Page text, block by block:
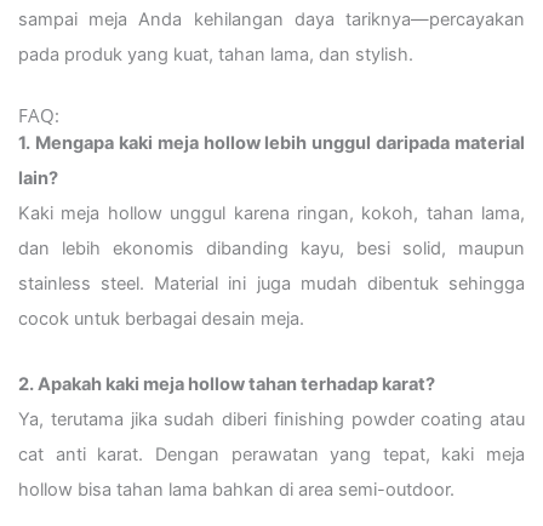
sampai meja Anda kehilangan daya tariknya—percayakan
pada produk yang kuat, tahan lama, dan stylish.
FAQ:
1. Mengapa kaki meja hollow lebih unggul daripada material
lain?
Kaki meja hollow unggul karena ringan, kokoh, tahan lama,
dan lebih ekonomis dibanding kayu, besi solid, maupun
stainless steel. Material ini juga mudah dibentuk sehingga
cocok untuk berbagai desain meja.
2. Apakah kaki meja hollow tahan terhadap karat?
Ya, terutama jika sudah diberi finishing powder coating atau
cat anti karat. Dengan perawatan yang tepat, kaki meja
hollow bisa tahan lama bahkan di area semi-outdoor.